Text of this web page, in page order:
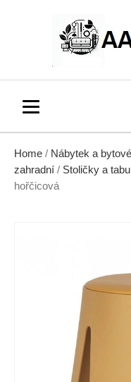
Home / Nábytek a
zahradní / Stoličky a
hořčicová